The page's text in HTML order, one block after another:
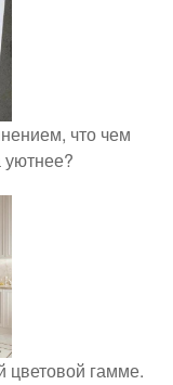
что чем
уютнее?
цветовой гамме.